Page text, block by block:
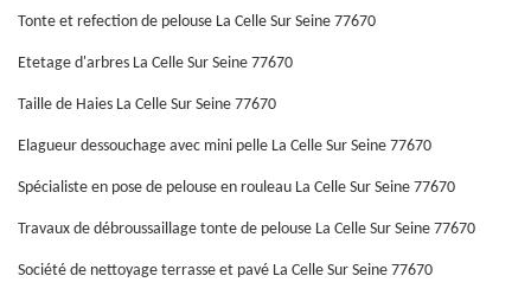
Tonte et refection de pelouse La Celle Sur Seine 77670
Etetage d'arbres La Celle Sur Seine 77670
Taille de Haies La Celle Sur Seine 77670
Elagueur dessouchage avec mini pelle La Celle Sur Seine 77670
Spécialiste en pose de pelouse en rouleau La Celle Sur Seine 77670
Travaux de débroussaillage tonte de pelouse La Celle Sur Seine 77670
Société de nettoyage terrasse et pavé La Celle Sur Seine 77670